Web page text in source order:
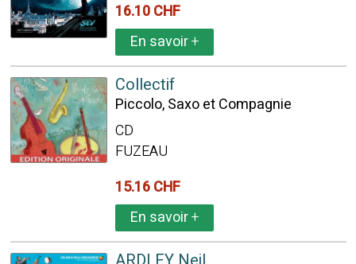
16.10 CHF
En savoir+
Collectif
Piccolo, Saxo et Compagnie
CD
FUZEAU
15.16 CHF
En savoir+